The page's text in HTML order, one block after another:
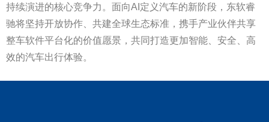
持续演进的核心竞争力。面向AI定义汽车的新阶段，东软睿
驰将坚持开放协作、共建全球生态标准，携手产业伙伴共享
整车软件平台化的价值愿景，共同打造更加智能、安全、高
效的汽车出行体验。